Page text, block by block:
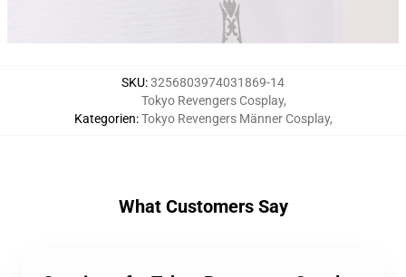
SKU:3256803974031869-14
Kategorien:
Tokyo Revengers Cosplay,
Tokyo Revengers Männer Cosplay,
What Customers Say